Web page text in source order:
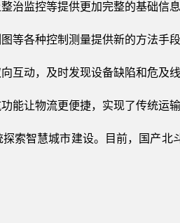
治监控等提供更加完整的基础信息
等各种控制测量提供新的方法手段
互动，及时发现设备缺陷和危及线
能让物流更便捷，实现了传统运输
索智慧城市建设。目前，国产北